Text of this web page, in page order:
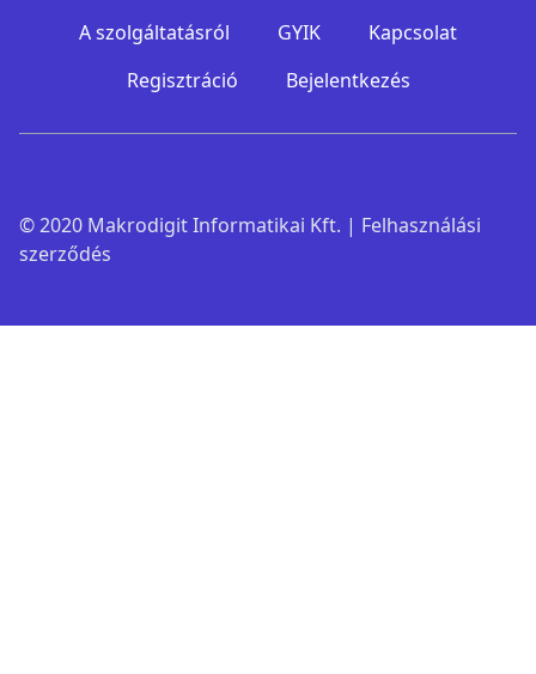
A szolgáltatásról GYIK
Kapcsolat
Regisztráció
Bejelentkezés
© 2020 Makrodigit Informatikai Kft. | Felhasználási
szerződés